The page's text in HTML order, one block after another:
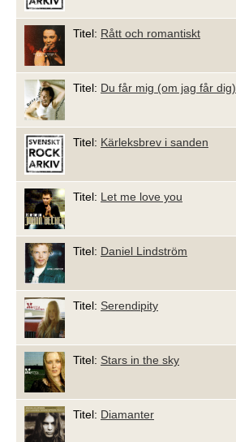
Titel: Rått och romantiskt
Titel: Du får mig (om jag får dig)
Titel: Kärleksbrev i sanden
Titel: Let me love you
Titel: Daniel Lindström
Titel: Serendipity
Titel: Stars in the sky
Titel: Diamanter